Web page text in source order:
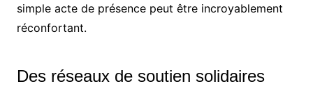
simple acte de présence peut être incroyablement
réconfortant.
Des réseaux de soutien solidaires